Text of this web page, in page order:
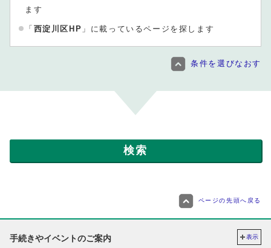
ます
「 西淀川区HP 」に載っているページを探します
条件を選びなおす
ページの先頭へ戻る
手続きやイベントのご案内 表示